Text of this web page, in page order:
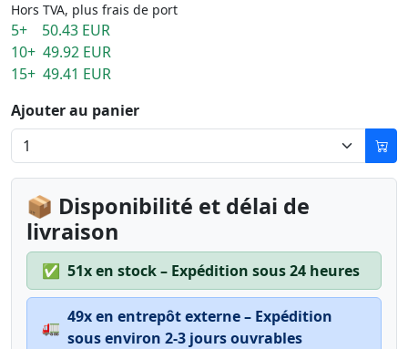
Hors TVA, plus frais de port
5+ 50.43 EUR
10+ 49.92 EUR
15+ 49.41 EUR
Ajouter au panier
📦 Disponibilité et délai de
livraison
✅ 51x en stock – Expédition sous 24 heures
🚛
49x en entrepôt externe – Expédition
sous environ 2-3 jours ouvrables